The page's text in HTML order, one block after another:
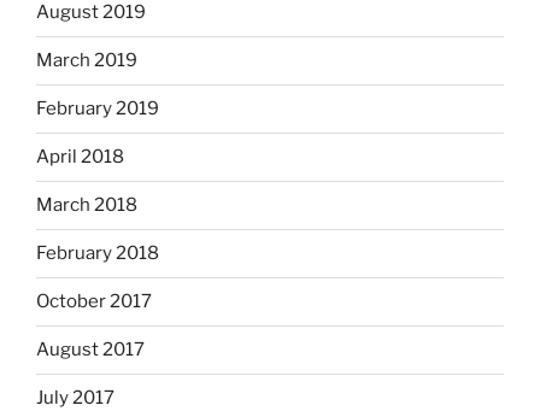
August 2019
March 2019
February 2019
April 2018
March 2018
February 2018
October 2017
August 2017
July 2017